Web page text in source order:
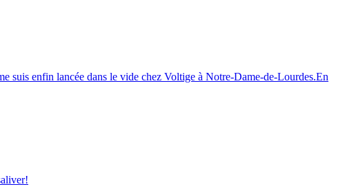
suis enfin lancée dans le vide chez Voltige à Notre-Dame-de-Lourdes.En